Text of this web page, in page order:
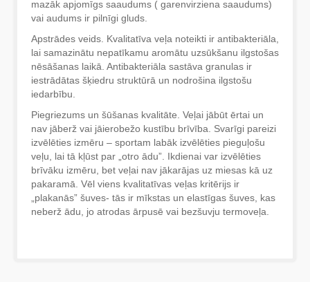
mazāk apjomīgs saaudums ( garenvirziena saaudums)
vai audums ir pilnīgi gluds.
Apstrādes veids. Kvalitatīva veļa noteikti ir antibakteriāla,
lai samazinātu nepatīkamu aromātu uzsūkšanu ilgstošas
nēsāšanas laikā. Antibakteriāla sastāva granulas ir
iestrādātas šķiedru struktūrā un nodrošina ilgstošu
iedarbību.
Piegriezums un šūšanas kvalitāte. Veļai jābūt ērtai un
nav jāberž vai jāierobežo kustību brīvība. Svarīgi pareizi
izvēlēties izmēru – sportam labāk izvēlēties pieguļošu
veļu, lai tā kļūst par „otro ādu”. Ikdienai var izvēlēties
brīvāku izmēru, bet veļai nav jākarājas uz miesas kā uz
pakaramā. Vēl viens kvalitatīvas veļas kritērijs ir
„plakanās” šuves- tās ir mīkstas un elastīgas šuves, kas
neberž ādu, jo atrodas ārpusē vai bezšuvju termoveļa.